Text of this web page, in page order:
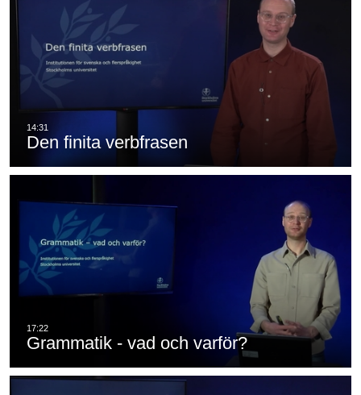
Den finita verbfrasen
Grammatik - vad och varför?